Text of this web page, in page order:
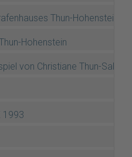
Thun-Hohenstein
Hohenstein
von Christiane Thun-Salm
1993